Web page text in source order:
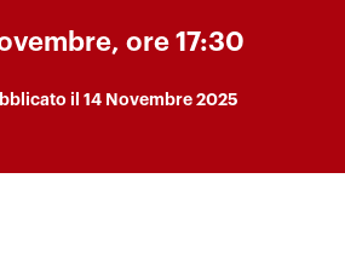
ore 17:30
il 14 Novembre 2025